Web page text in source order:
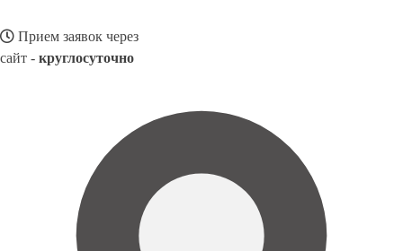
Прием заявок через
сайт - круглосуточно